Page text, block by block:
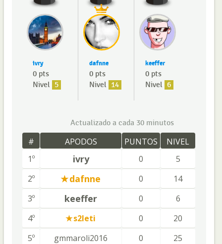
ivry
0 pts
Nivel 5
dafnne
0 pts
Nivel 14
keeffer
0 pts
Nivel 6
Actualizado a cada 30 minutos
# APODOS PUNTOS
NIVEL
1º
ivry 0
5
2º
dafnne 0
14
3º
keeffer 0
6
4º
s2leti 0
20
5º
gmmaroli2016 0 25